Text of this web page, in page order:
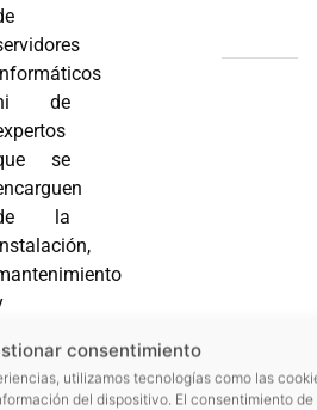
consentimiento
utilizamos tecnologías como las
del dispositivo. El consentimiento de
de
se
la
los